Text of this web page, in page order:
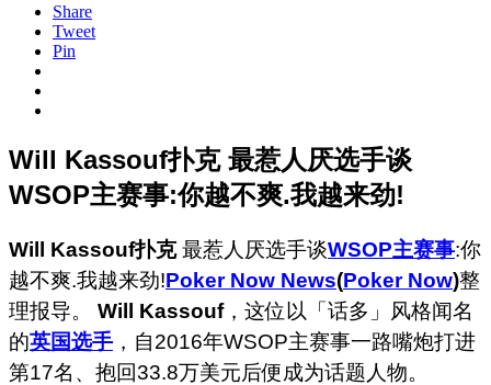
Share
Tweet
Pin
Will Kassouf扑克 最惹人厌选手谈
WSOP主赛事:你越不爽.我越来劲!
Will Kassouf扑克最惹人厌选手谈WSOP主赛事:你
越不爽.我越来劲!Poker Now News(Poker Now)整
理报导。 Will Kassouf，这位以「话多」风格闻名
的英国选手 ，自2016年WSOP主赛事一路嘴炮打进
第17名、抱回33.8万美元后便成为话题人物。